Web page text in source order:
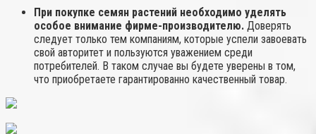
При покупке семян растений необходимо уделять
особое внимание фирме-производителю. Доверять
следует только тем компаниям, которые успели завоевать
свой авторитет и пользуются уважением среди
потребителей. В таком случае вы будете уверены в том,
что приобретаете гарантированно качественный товар.